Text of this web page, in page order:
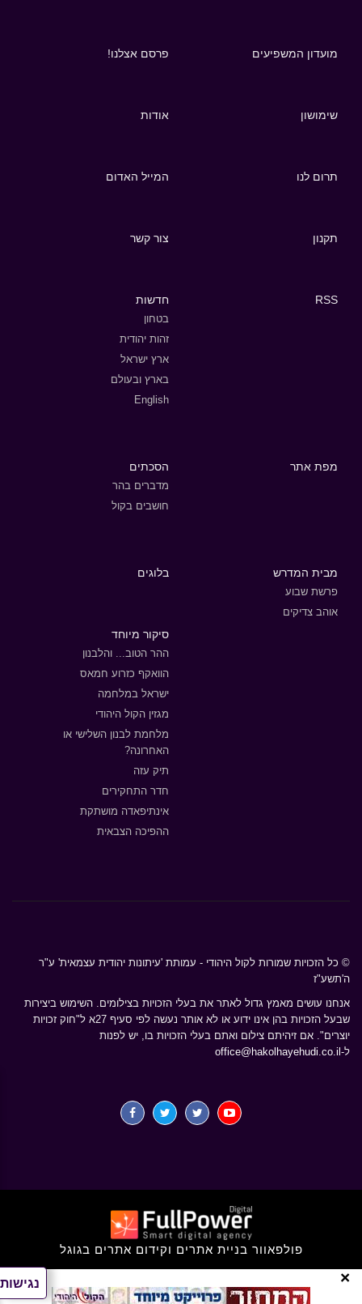
נגישות ×
מועדון המשפיעים פרסם אצלנו!
שימושון אודות
תרום לנו המייל האדום
תקנון צור קשר
RSS חדשות
בטחון
זהות יהודית
ארץ ישראל
בארץ ובעולם
English
מפת אתר הסכתים
מדברים בהר
חושבים בקול
מבית המדרש
פרשת שבוע
אוהב צדיקים
בלוגים
סיקור מיוחד
ההר הטוב... והלבנון
הוואקף כזרוע חמאס
ישראל במלחמה
מגזין הקול היהודי
מלחמת לבנון השלישי או
האחרונה?
תיק עזה
חדר התחקירים
אינתיפאדה מושתקת
ההפיכה הצבאית
© כל הזכויות שמורות לקול היהודי - עמותת 'עיתונות יהודית עצמאית' ע"ר
ה'תשע"ז
אנחנו עושים מאמץ גדול לאתר את בעלי הזכויות בצילומים. השימוש ביצירות
שבעל הזכויות בהן אינו ידוע או לא אותר נעשה לפי סעיף 27א ל"חוק זכויות
יוצרים". אם זיהיתם צילום ואתם בעלי הזכויות בו, יש לפנות
ל- office@hakolhayehudi.co.il
פולפאוור בניית אתרים וקידום אתרים בגוגל